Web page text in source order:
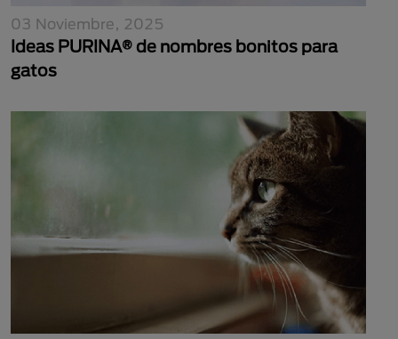
03 Noviembre, 2025
Ideas PURINA® de nombres bonitos para
gatos